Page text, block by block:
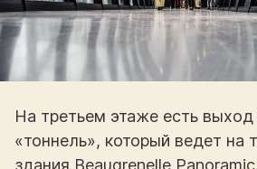
На третьем этаже есть
«тоннель», который ведет на
здания Beaugrenelle Panoramic.